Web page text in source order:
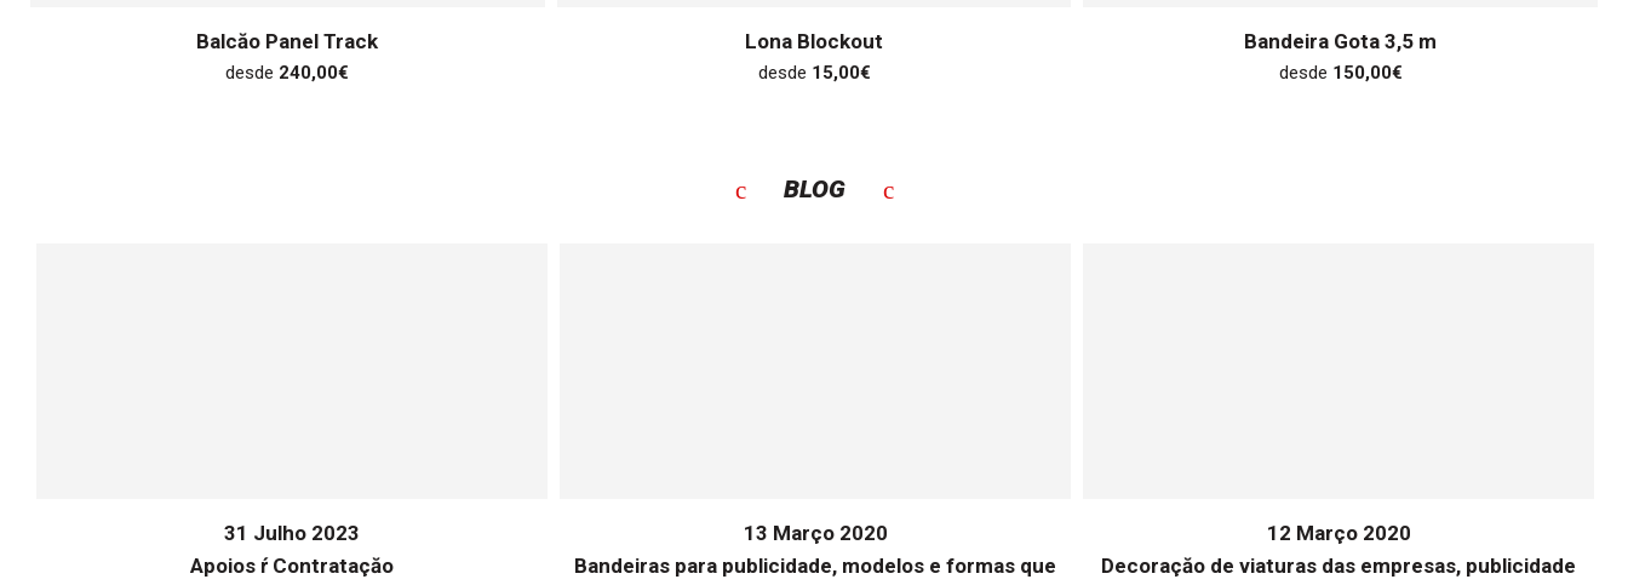
Balcăo Panel Track
desde 240,00€
Lona Blockout
desde 15,00€
Bandeira Gota 3,5 m
desde 150,00€
BLOG
31 Julho 2023
Apoios ŕ Contrataçăo
13 Março 2020
Bandeiras para publicidade, modelos e formas que
12 Março 2020
Decoraçăo de viaturas das empresas, publicidade